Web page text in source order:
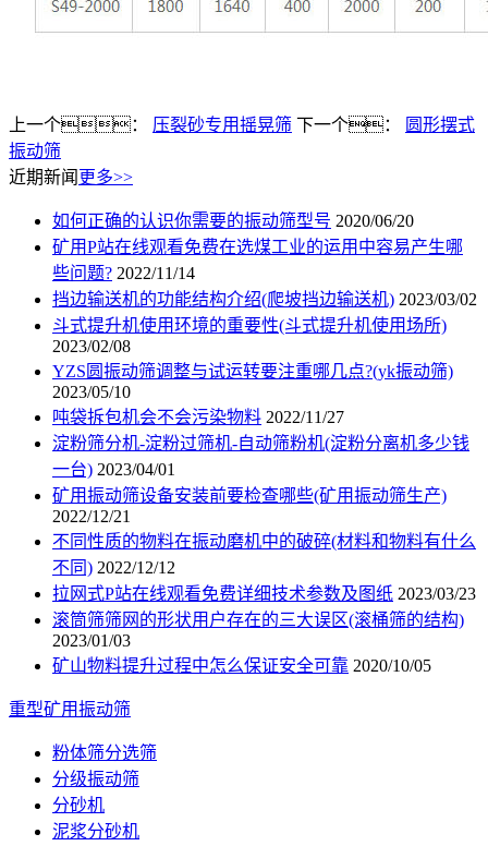
上一个： 压裂砂专用摇晃筛 下一个：
圆形摆式
振动筛
近期新闻 更多>>
如何正确的认识你需要的振动筛型号 2020/06/20
矿用P站在线观看免费在选煤工业的运用中容易产生哪
些问题? 2022/11/14
挡边输送机的功能结构介绍(爬坡挡边输送机) 2023/03/02
斗式提升机使用环境的重要性(斗式提升机使用场所)
2023/02/08
YZS圆振动筛调整与试运转要注重哪几点?(yk振动筛)
2023/05/10
吨袋拆包机会不会污染物料 2022/11/27
淀粉筛分机-淀粉过筛机-自动筛粉机(淀粉分离机多少钱
一台) 2023/04/01
矿用振动筛设备安装前要检查哪些(矿用振动筛生产)
2022/12/21
不同性质的物料在振动磨机中的破碎(材料和物料有什么
不同) 2022/12/12
拉网式P站在线观看免费详细技术参数及图纸 2023/03/23
滚筒筛筛网的形状用户存在的三大误区(滚桶筛的结构)
2023/01/03
矿山物料提升过程中怎么保证安全可靠 2020/10/05
重型矿用振动筛
粉体筛分选筛
分级振动筛
分砂机
泥浆分砂机